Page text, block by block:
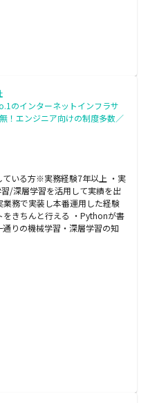
のインターネットインフラサ
！エンジニア向けの制度多数／
いる方※実務経験7年以上 ・実
/深層学習を活用して実績を出
務で実装し本番運用した経験
きちんと行える ・Pythonが書
りの機械学習・深層学習の知